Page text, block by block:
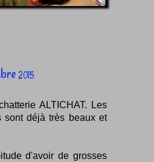
2015
ALTICHAT. Les
sont déjà très beaux et
d'avoir de grosses